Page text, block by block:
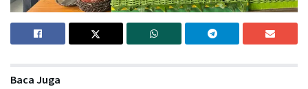
Baca Juga